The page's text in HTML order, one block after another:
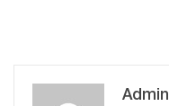
Admin